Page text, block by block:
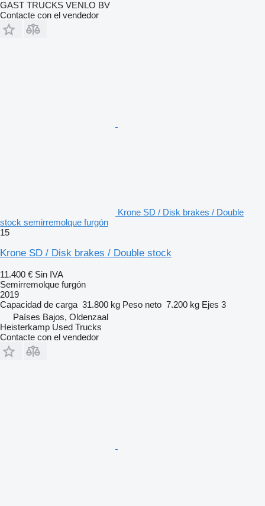
GAST TRUCKS VENLO BV
Contacte con el vendedor
Krone SD / Disk brakes / Double
stock semirremolque furgón
15
Krone SD / Disk brakes / Double stock
11.400 € Sin IVA
Semirremolque furgón
2019
Capacidad de carga 31.800 kg Peso neto 7.200 kg Ejes 3
Países Bajos, Oldenzaal
Heisterkamp Used Trucks
Contacte con el vendedor